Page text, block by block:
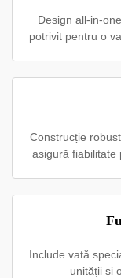
Design all-in-
potrivit pentru o
Construcție
asigură fiabilitate
Include vată
unității și